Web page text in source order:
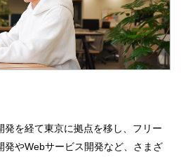
を経て東京に拠点を移し、フリー
発やWebサービス開発など、さまざ